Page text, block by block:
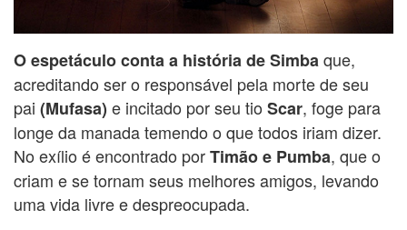
O espetáculo conta a história de Simbaque,
acreditando ser o responsável pela morte de seu
pai (Mufasa) e incitado por seu tio Scar, foge para
longe da manada temendo o que todos iriam dizer.
No exílio é encontrado porTimão e Pumba, que o
criam e se tornam seus melhores amigos, levando
uma vida livre e despreocupada.